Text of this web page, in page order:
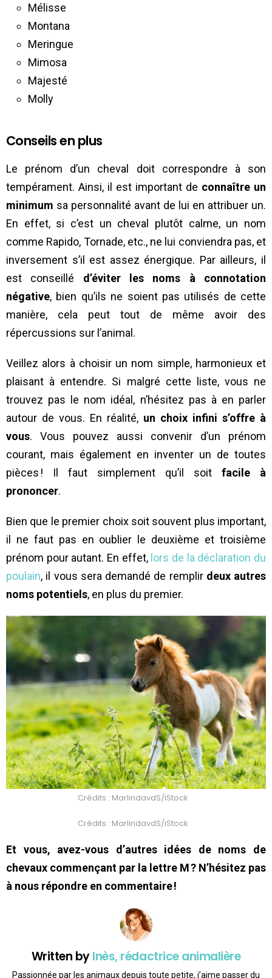
Mélisse
Montana
Meringue
Mimosa
Majesté
Molly
Conseils en plus
Le prénom d’un cheval doit correspondre à son
tempérament. Ainsi, il est important de connaître un
minimum sa personnalité avant de lui en attribuer un.
En effet, si c’est un cheval plutôt calme, un nom
comme Rapido, Tornade, etc., ne lui conviendra pas, et
inversement s’il est assez énergique. Par ailleurs, il
est conseillé d’éviter les noms à connotation
négative, bien qu’ils ne soient pas utilisés de cette
manière, cela peut tout de même avoir des
répercussions sur l’animal.
Veillez alors à choisir un nom simple, harmonieux et
plaisant à entendre. Si malgré cette liste, vous ne
trouvez pas le nom idéal, n’hésitez pas à en parler
autour de vous. En réalité, un choix infini s’offre à
vous. Vous pouvez aussi convenir d’un prénom
courant, mais également en inventer un de toutes
pièces ! Il faut simplement qu’il soit facile à
prononcer.
Bien que le premier choix soit souvent plus important,
il ne faut pas en oublier le deuxième et troisième
prénom pour autant. En effet, lors de la déclaration du
poulain, il vous sera demandé de remplir deux autres
noms potentiels, en plus du premier.
Crédits : MarlindavdS/iStock
Crédits : MarlindavdS/iStock
Et vous, avez-vous d’autres idées de noms de
chevaux commençant par la lettre M ? N’hésitez pas
à nous répondre en commentaire !
Written byInès, rédactrice animalière
Passionnée par les animaux depuis toute petite, j’aime passer du